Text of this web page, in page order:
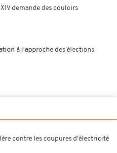
demande des couloirs
à l'approche des élections
contre les coupures d'électricité